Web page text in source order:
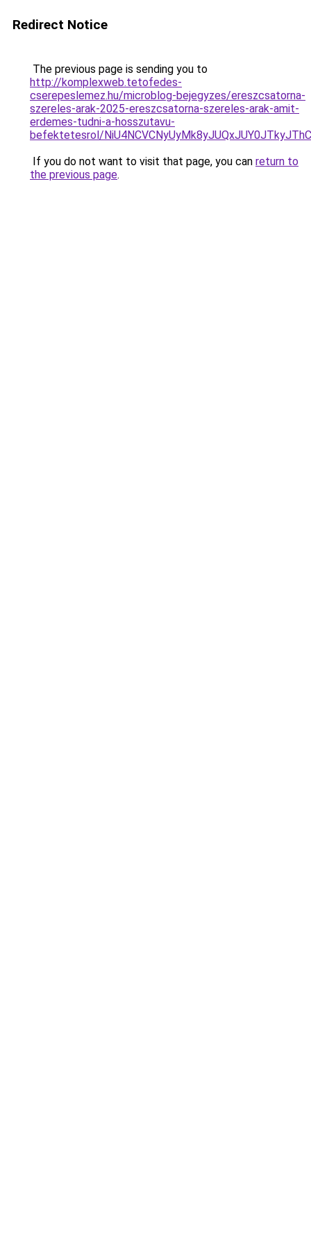
Redirect Notice
The previous page is sending you to
http://komplexweb.tetofedes-
cserepeslemez.hu/microblog-bejegyzes/ereszcsatorna-
szereles-arak-2025-ereszcsatorna-szereles-arak-amit-
erdemes-tudni-a-hosszutavu-
befektetesrol/
If you do not want to visit that page, you can return to
the previous page.